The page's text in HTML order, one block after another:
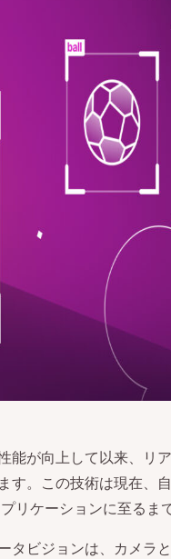
能が向上して以来、リ
す。この技術は現在、
プリケーションに至る
タビジョンは、カメラ